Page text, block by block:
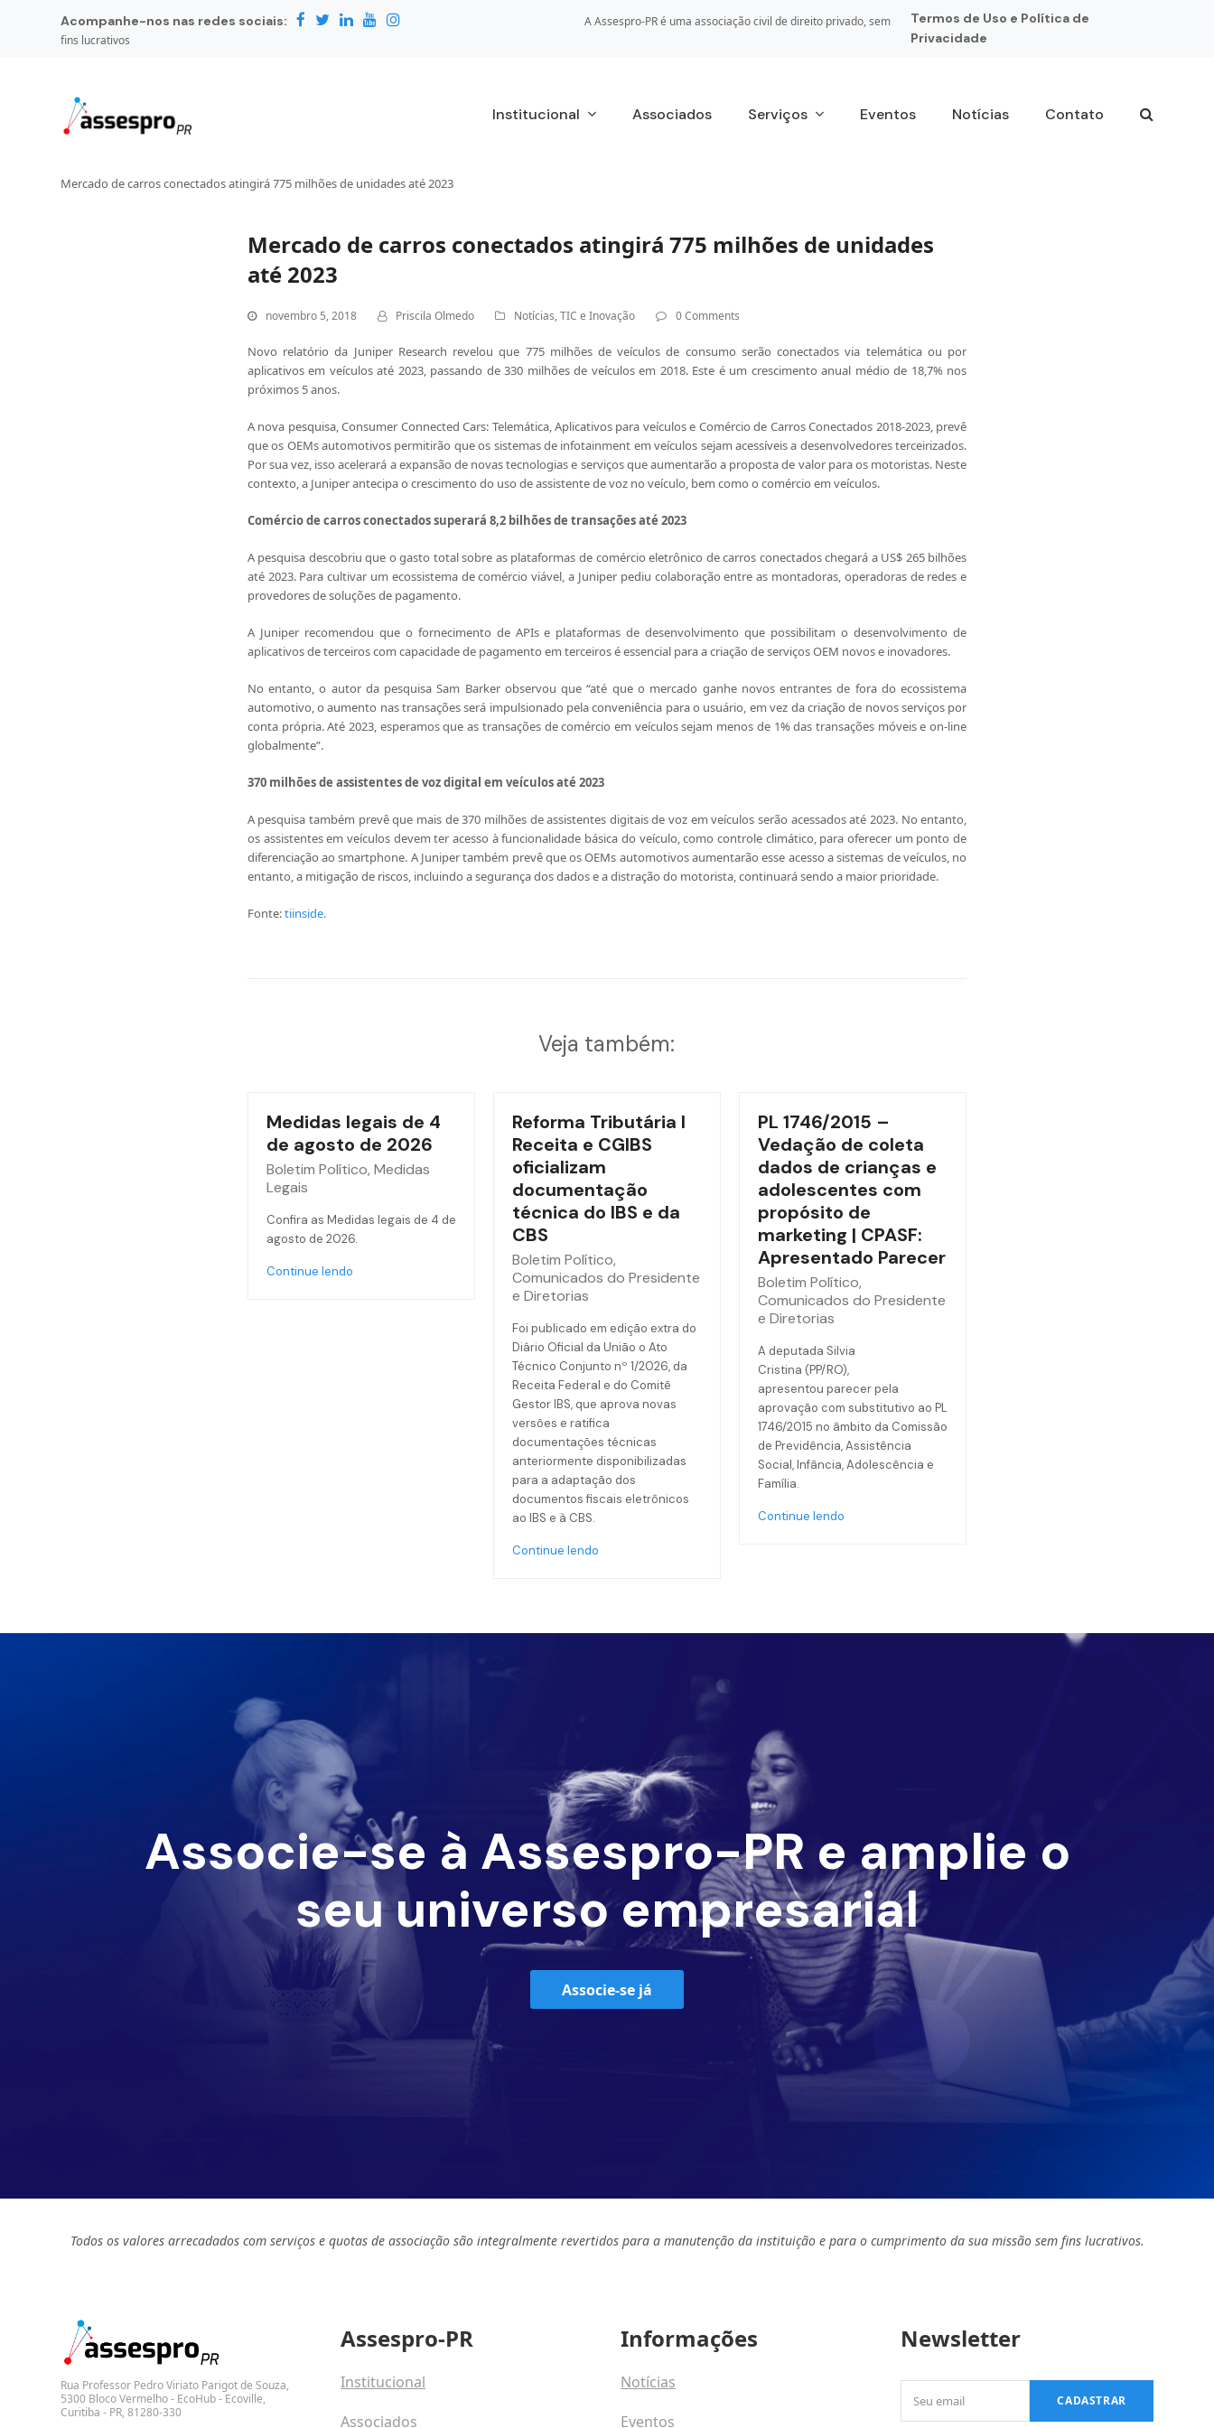
Acompanhe-nos nas redes sociais:
A Assespro-PR é uma associação civil de direito privado, sem
fins lucrativos
Termos de Uso e Política de
Privacidade
Institucional Associados Serviços Eventos Notícias Contato
Mercado de carros conectados atingirá 775 milhões de unidades até 2023
Mercado de carros conectados atingirá 775 milhões de unidades
até 2023
novembro 5, 2018 Priscila Olmedo Notícias,TIC e Inovação 0 Comments
Novo relatório da Juniper Research revelou que 775 milhões de veículos de consumo serão conectados via telemática ou por
aplicativos em veículos até 2023, passando de 330 milhões de veículos em 2018. Este é um crescimento anual médio de 18,7% nos
próximos 5 anos.
A nova pesquisa, Consumer Connected Cars: Telemática, Aplicativos para veículos e Comércio de Carros Conectados 2018-2023, prevê
que os OEMs automotivos permitirão que os sistemas de infotainment em veículos sejam acessíveis a desenvolvedores terceirizados.
Por sua vez, isso acelerará a expansão de novas tecnologias e serviços que aumentarão a proposta de valor para os motoristas. Neste
contexto, a Juniper antecipa o crescimento do uso de assistente de voz no veículo, bem como o comércio em veículos.
Comércio de carros conectados superará 8,2 bilhões de transações até 2023
A pesquisa descobriu que o gasto total sobre as plataformas de comércio eletrônico de carros conectados chegará a US$ 265 bilhões
até 2023. Para cultivar um ecossistema de comércio viável, a Juniper pediu colaboração entre as montadoras, operadoras de redes e
provedores de soluções de pagamento.
A Juniper recomendou que o fornecimento de APIs e plataformas de desenvolvimento que possibilitam o desenvolvimento de
aplicativos de terceiros com capacidade de pagamento em terceiros é essencial para a criação de serviços OEM novos e inovadores.
No entanto, o autor da pesquisa Sam Barker observou que “até que o mercado ganhe novos entrantes de fora do ecossistema
automotivo, o aumento nas transações será impulsionado pela conveniência para o usuário, em vez da criação de novos serviços por
conta própria. Até 2023, esperamos que as transações de comércio em veículos sejam menos de 1% das transações móveis e on-line
globalmente”.
370 milhões de assistentes de voz digital em veículos até 2023
A pesquisa também prevê que mais de 370 milhões de assistentes digitais de voz em veículos serão acessados até 2023. No entanto,
os assistentes em veículos devem ter acesso à funcionalidade básica do veículo, como controle climático, para oferecer um ponto de
diferenciação ao smartphone. A Juniper também prevê que os OEMs automotivos aumentarão esse acesso a sistemas de veículos, no
entanto, a mitigação de riscos, incluindo a segurança dos dados e a distração do motorista, continuará sendo a maior prioridade.
Fonte:tiinside.
Veja também:
Medidas legais de 4
de agosto de 2026
Boletim Político, Medidas
Legais
Confira as Medidas legais de 4 de
agosto de 2026.
Continue lendo
Reforma Tributária l
Receita e CGIBS
oficializam
documentação
técnica do IBS e da
CBS
Boletim Político,
Comunicados do Presidente
e Diretorias
Foi publicado em edição extra do
Diário Oficial da União o Ato
Técnico Conjunto nº 1/2026, da
Receita Federal e do Comitê
Gestor IBS, que aprova novas
versões e ratifica
documentações técnicas
anteriormente disponibilizadas
para a adaptação dos
documentos fiscais eletrônicos
ao IBS e à CBS.
Continue lendo
PL 1746/2015 –
Vedação de coleta
dados de crianças e
adolescentes com
propósito de
marketing | CPASF:
Apresentado Parecer
Boletim Político,
Comunicados do Presidente
e Diretorias
A deputada Silvia
Cristina (PP/RO),
apresentou parecer pela
aprovação com substitutivo ao PL
1746/2015 no âmbito da Comissão
de Previdência, Assistência
Social, Infância, Adolescência e
Família.
Continue lendo
Associe-se à Assespro-PR e amplie o
seu universo empresarial
Associe-se já
Todos os valores arrecadados com serviços e quotas de associação são integralmente revertidos para a manutenção da instituição e para o cumprimento da sua missão sem fins lucrativos.
Rua Professor Pedro Viriato Parigot de Souza,
5300 Bloco Vermelho - EcoHub - Ecoville,
Curitiba - PR, 81280-330
Assespro-PR
Institucional
Associados
Informações
Notícias
Eventos
Newsletter
email
CADASTRAR